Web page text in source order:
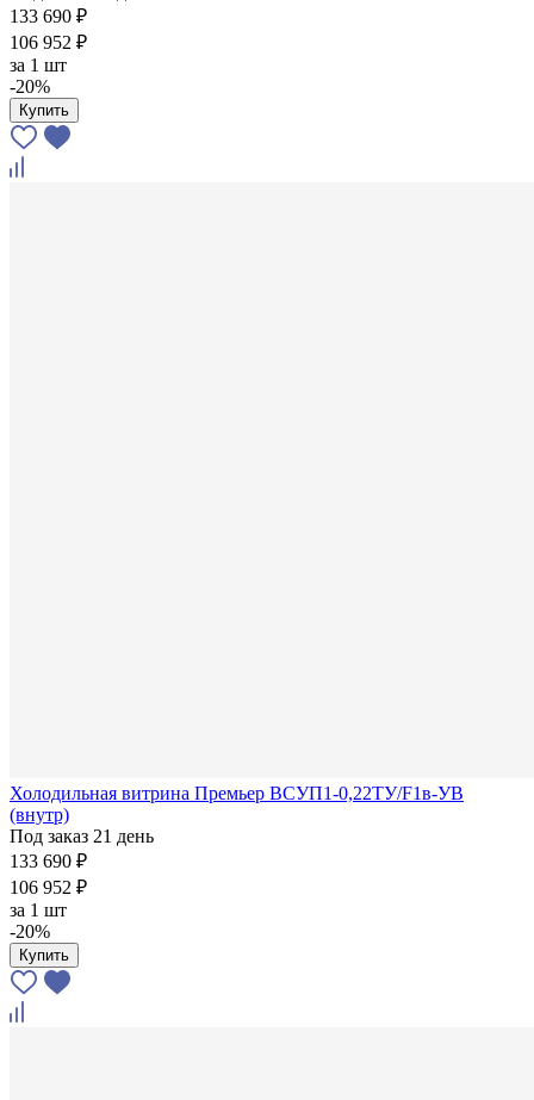
133 690 ₽
106 952 ₽
за 1 шт
-20%
Купить
Холодильная витрина Премьер ВСУП1-0,22ТУ/F1в-УВ
(внутр)
Под заказ 21 день
133 690 ₽
106 952 ₽
за 1 шт
-20%
Купить